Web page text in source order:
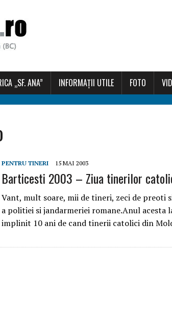
„SF. ANA” INFORMAȚII UTILE FOTO
PENTRU TINERI 15 MAI 2003
Barticesti 2003 – Ziua tinerilor
Vant, mult soare, mii de tineri, zeci de preoti
a politiei si jandarmeriei romane.Anul acesta
implinit 10 ani de cand tinerii catolici din